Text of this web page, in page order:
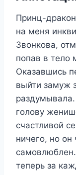
Принц-
на меня
Звонкова,
попав в тело
Оказавшись
выйти замуж
голову
счастливой
ничего, но он
теперь за